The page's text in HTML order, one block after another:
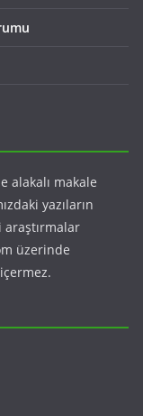
alakalı makale
yazıların
araştırmalar
üzerinde